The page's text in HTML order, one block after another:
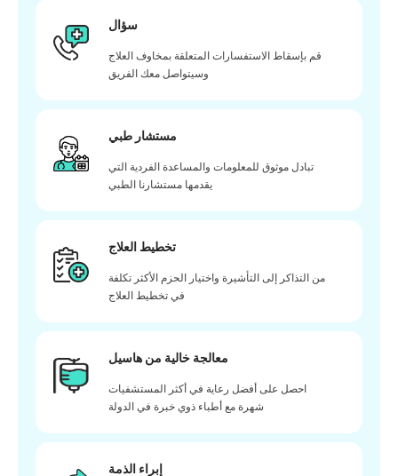
سؤال
قم بإسقاط الاستفسارات المتعلقة بمخاوف العلاج
وسيتواصل معك الفريق
مستشار طبي
تبادل موثوق للمعلومات والمساعدة الفردية التي
يقدمها مستشارنا الطبي
تخطيط العلاج
من التذاكر إلى التأشيرة واختيار الحزم الأكثر تكلفة
في تخطيط العلاج
معالجة خالية من هاسيل
احصل على أفضل رعاية في أكثر المستشفيات
شهرة مع أطباء ذوي خبرة في الدولة
إبراء الذمة